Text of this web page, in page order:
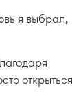
я выбрал,
открыться